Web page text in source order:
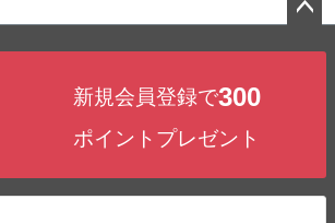
新規会員登録で300
ポイントプレゼント